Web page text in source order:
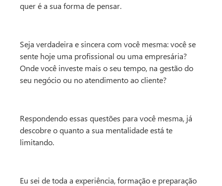
quer é a sua forma de pensar.
Seja verdadeira e sincera com você mesma: você se
sente hoje uma profissional ou uma empresária?
Onde você investe mais o seu tempo, na gestão do
seu negócio ou no atendimento ao cliente?
Respondendo essas questões para você mesma, já
descobre o quanto a sua mentalidade está te
limitando.
Eu sei de toda a experiência, formação e preparação